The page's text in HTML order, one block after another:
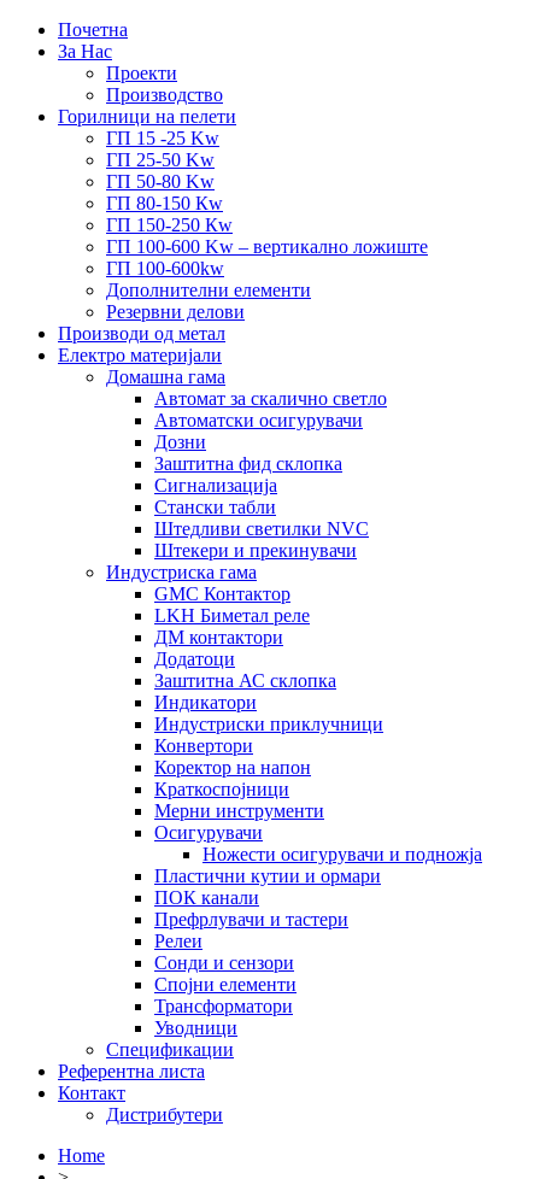
Почетна
За Нас
Проекти
Производство
Горилници на пелети
ГП 15 -25 Kw
ГП 25-50 Kw
ГП 50-80 Kw
ГП 80-150 Кw
ГП 150-250 Кw
ГП 100-600 Kw – вертикално ложиште
ГП 100-600kw
Дополнителни елементи
Резервни делови
Производи од метал
Електро материјали
Домашна гама
Автомат за скалично светло
Автоматски осигурувачи
Дозни
Заштитна фид склопка
Сигнализација
Стански табли
Штедливи светилки NVC
Штекери и прекинувачи
Индустриска гама
GMC Контактор
LKH Биметал реле
ДМ контактори
Додатоци
Заштитна АС склопка
Индикатори
Индустриски приклучници
Конвертори
Коректор на напон
Краткоспојници
Мерни инструменти
Осигурувачи
Ножести осигурувачи и подножја
Пластични кутии и ормари
ПОК канали
Префрлувачи и тастери
Релеи
Сонди и сензори
Спојни елементи
Трансформатори
Уводници
Спецификации
Референтна листа
Контакт
Дистрибутери
Home